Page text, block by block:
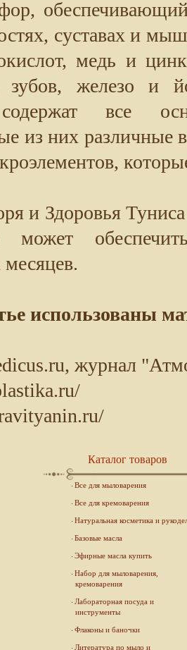
суставах и
медь и
зубов, железо и
все
из них различные
и Здоровья Туниса
может
использованы
журнал
Каталог товаров
Все для мыловарения
Все для кремоварения
Натуральная косметика и
Базовые масла
Эфирные масла купить
Набор для мыловарения,
кремоварения
Лабораторная посуда и
инструменты
Флаконы и баночки
Литература по мыло и